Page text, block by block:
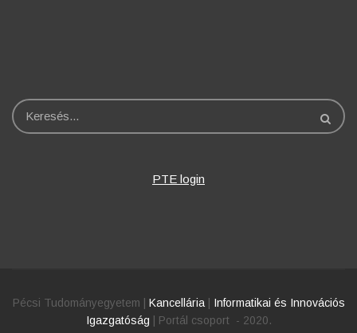
Keresés
PTE login
Pécsi Tudományegyetem | Kancellária| Informatikai és Innovációs
Igazgatóság | Portál csoport - 2020.